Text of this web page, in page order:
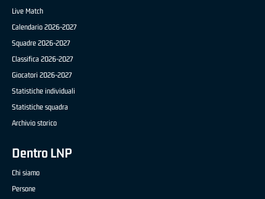
Live Match
Calendario 2026-2027
Squadre 2026-2027
Classifica 2026-2027
Giocatori 2026-2027
Statistiche individuali
Statistiche squadra
Archivio storico
Dentro LNP
Chi siamo
Persone